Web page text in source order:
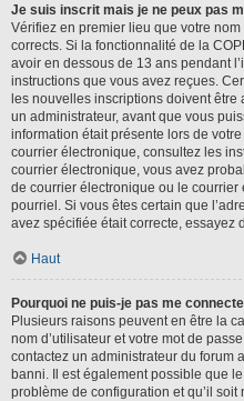
Je suis inscrit mais je ne peux pas
Vérifiez en premier lieu que votre
corrects. Si la fonctionnalité de la
avoir en dessous de 13 ans pendant
instructions que vous avez reçues.
les nouvelles inscriptions doivent être
un administrateur, avant que vous
information était présente lors de
courrier électronique, consultez les
courrier électronique, vous avez
de courrier électronique ou le courrier
pourriel. Si vous êtes certain que
avez spécifiée était correcte, essayez
Haut
Pourquoi ne puis-je pas me
Plusieurs raisons peuvent en être la
nom d’utilisateur et votre mot de
contactez un administrateur du forum
banni. Il est également possible que
problème de configuration et qu’il soit